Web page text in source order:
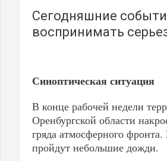
Сегодняшние
воспринимать
Синоптическая ситуация
В конце рабочей недели
Оренбургской области
гряда атмосферного
пройдут небольшие дожди.